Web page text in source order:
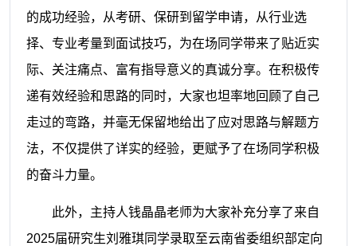
的成功经验，从考研、保研到留学申请，从行业选
择、专业考量到面试技巧，为在场同学带来了贴近实
际、关注痛点、富有指导意义的真诚分享。在积极传
递有效经验和思路的同时，大家也坦率地回顾了自己
走过的弯路，并毫无保留地给出了应对思路与解题方
法，不仅提供了详实的经验，更赋予了在场同学积极
的奋斗力量。
此外，主持人钱晶晶老师为大家补充分享了来自
2025届研究生刘雅琪同学录取至云南省委组织部定向